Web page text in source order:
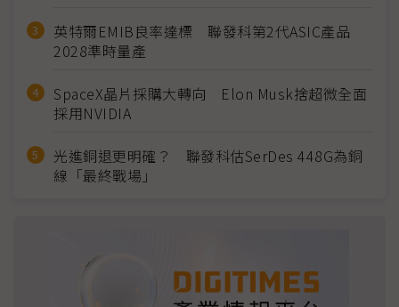
英特爾EMIB良率達標 聯發科第2代ASIC產品
2028準時量產
SpaceX晶片採購大轉向 Elon Musk捨超微全面
採用NVIDIA
光進銅退更明確？ 聯發科估SerDes 448G為銅
線「最終戰場」